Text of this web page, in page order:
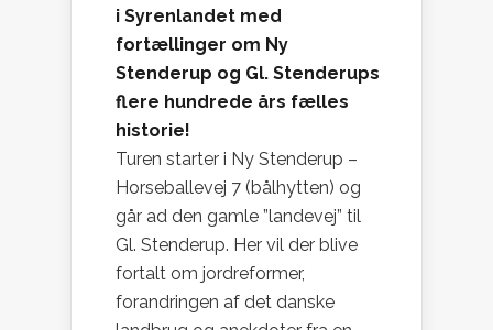
i Syrenlandet med
fortællinger om Ny
Stenderup og Gl. Stenderups
flere hundrede års fælles
historie!
Turen starter i Ny Stenderup –
Horseballevej 7 (bålhytten) og
går ad den gamle ”landevej” til
Gl. Stenderup. Her vil der blive
fortalt om jordreformer,
forandringen af det danske